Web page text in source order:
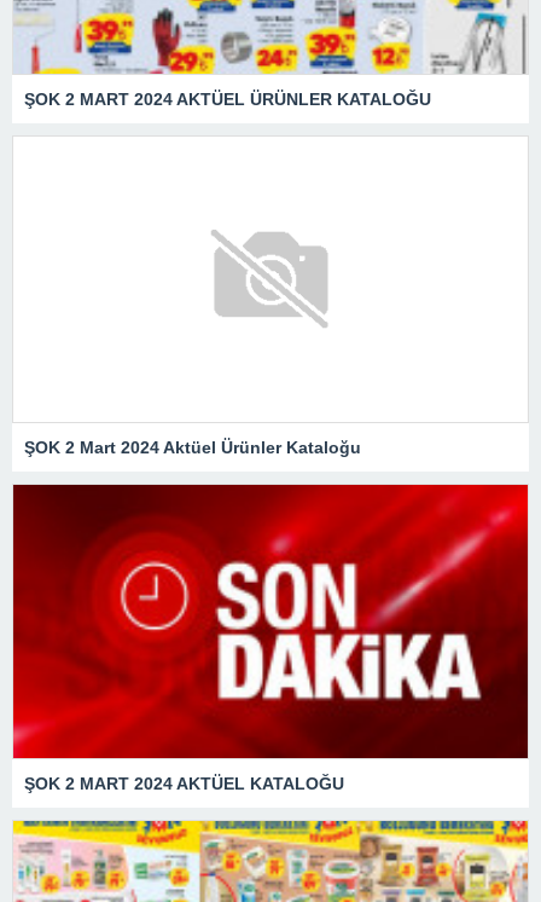
ŞOK 2 MART 2024 AKTÜEL ÜRÜNLER KATALOĞU
ŞOK 2 Mart 2024 Aktüel Ürünler Kataloğu
ŞOK 2 MART 2024 AKTÜEL KATALOĞU